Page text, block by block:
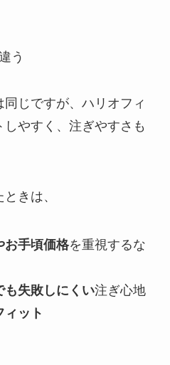
う
じですが、ハリオフィ
やすく、注ぎやすさも
きは、
お手頃価格を重視するな
も失敗しにくい注ぎ心地
ィット